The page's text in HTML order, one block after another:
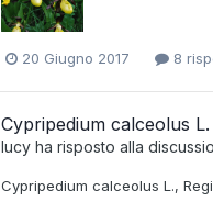
20 Giugno 2017 8
Cypripedium calceolus L.
lucy ha risposto alla
Cypripedium calceolus L.,